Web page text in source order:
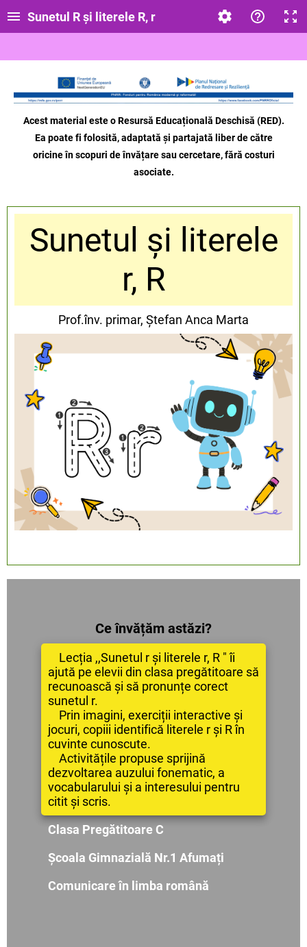
Sunetul R și literele R, r
Acest material este o Resursă Educațională Deschisă (RED).
Ea poate fi folosită, adaptată și partajată liber de către
oricineîn scopuri de învățare sau cercetare, fără costuri
asociate.
Sunetul și literele
r, R
Prof.înv. primar, Ștefan Anca Marta
Ce învățăm astăzi?
Lecția ,,Sunetul r și literele r, R " îi
ajută pe elevii din clasa pregătitoare să
recunoască și să pronunțe corect
sunetul r.
Prin imagini, exerciții interactive și
jocuri, copiii identifică literele r și R în
cuvinte cunoscute.
Activitățile propuse sprijină
dezvoltarea auzului fonematic, a
vocabularului și a interesului pentru
citit și scris.
Clasa Pregătitoare C
Școala Gimnazială Nr.1 Afumați
Comunicare în limba română